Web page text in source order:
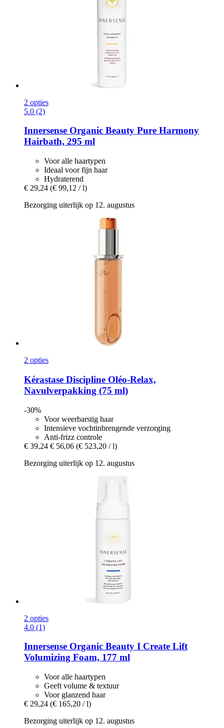
2 opties
5.0 (2)
Innersense Organic Beauty Pure Harmony
Hairbath, 295 ml
Voor alle haartypen
Ideaal voor fijn haar
Hydraterend
€ 29,24 (€ 99,12 / l)
Bezorging uiterlijk op 12. augustus
2 opties
Kérastase Discipline Oléo-​Relax,
Navulverpakking (75 ml)
-30%
Voor weerbarstig haar
Intensieve vochtinbrengende verzorging
Anti-frizz controle
€ 39,24 € 56,06 (€ 523,20 / l)
Bezorging uiterlijk op 12. augustus
2 opties
4.0 (1)
Innersense Organic Beauty I Create Lift
Volumizing Foam, 177 ml
Voor alle haartypen
Geeft volume & textuur
Voor glanzend haar
€ 29,24 (€ 165,20 / l)
Bezorging uiterlijk op 12. augustus